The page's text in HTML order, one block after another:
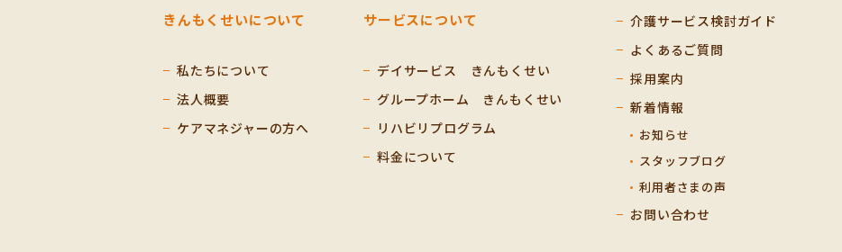
きんもくせいについて
私たちについて
法人概要
ケアマネジャーの方へ
サービスについて
デイサービス きんもくせい
グループホーム きんもくせい
リハビリプログラム
料金について
介護サービス検討ガイド
よくあるご質問
採用案内
新着情報
お知らせ
スタッフブログ
利用者さまの声
お問い合わせ